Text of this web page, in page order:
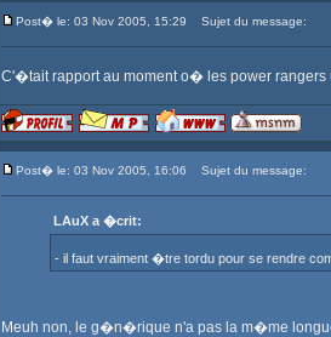
Post� le: 03 Nov 2005, 15:29 Sujet du message:
C'�tait rapport au moment o� les power
Post� le: 03 Nov 2005, 16:06 Sujet du message:
LAuX a �crit:
- il faut vraiment �tre tordu pour se rendre
Meuh non, le g�n�rique n'a pas la m�me